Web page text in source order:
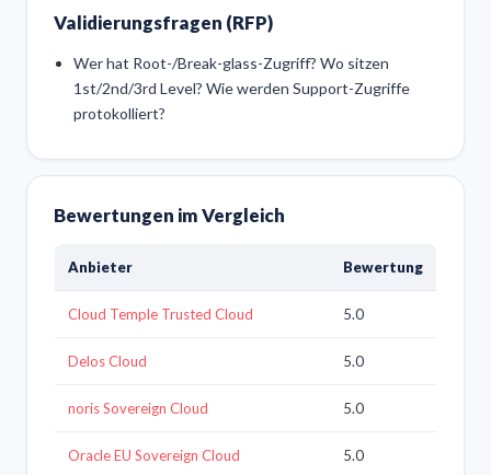
Validierungsfragen (RFP)
Wer hat Root-/Break-glass-Zugriff? Wo sitzen
1st/2nd/3rd Level? Wie werden Support-Zugriffe
protokolliert?
Bewertungen im Vergleich
Anbieter Bewertung
Cloud Temple Trusted Cloud 5.0
Delos Cloud 5.0
noris Sovereign Cloud 5.0
Oracle EU Sovereign Cloud 5.0